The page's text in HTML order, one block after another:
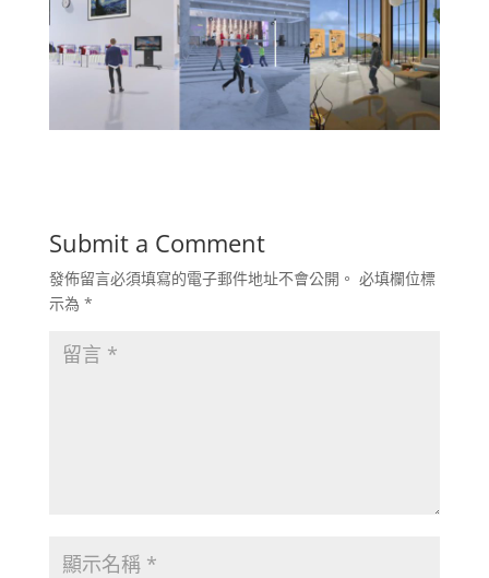
Submit a Comment
發佈留言必須填寫的電子郵件地址不會公開。 必填欄位標
示為 *